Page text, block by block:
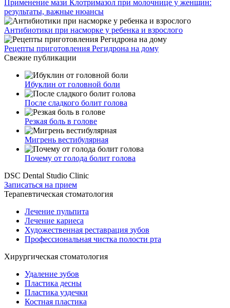
Применение мази Клотримазол при молочнице у женщин:
результаты, важные нюансы
Антибиотики при насморке у ребенка и взрослого
Рецепты приготовления Регидрона на дому
Свежие публикации
Ибуклин от головной боли
После сладкого болит голова
Резкая боль в голове
Мигрень вестибулярная
Почему от голода болит голова
DSC Dental Studio Clinic
Записаться на прием
Терапевтическая стоматология
Лечение пульпита
Лечение кариеса
Художественная реставрация зубов
Профессиональная чистка полости рта
Хирургическая стоматология
Удаление зубов
Пластика десны
Пластика уздечки
Костная пластика